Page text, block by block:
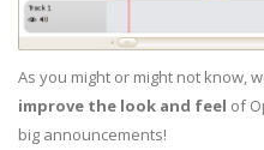
As you might or might not know,
improve the look and feel of
big announcements!